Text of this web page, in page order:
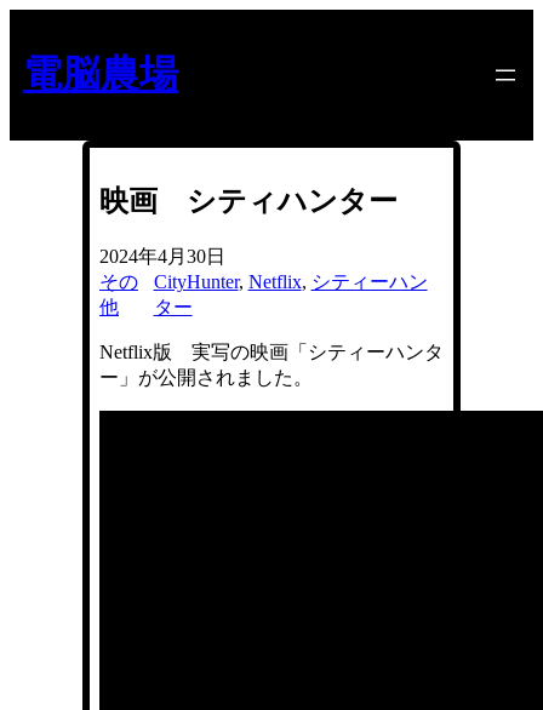
を
ス
ッ
電脳農場
映画 シティハンター
2024年4月30日
その
他
CityHunter, Netflix, シティーハン
ター
Netflix版 実写の映画「シティーハンタ
ー」が公開されました。